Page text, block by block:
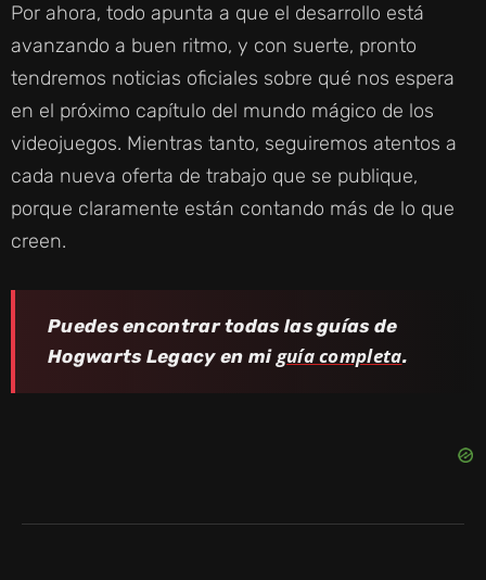
Por ahora, todo apunta a que el desarrollo está
avanzando a buen ritmo, y con suerte, pronto
tendremos noticias oficiales sobre qué nos espera
en el próximo capítulo del mundo mágico de los
videojuegos. Mientras tanto, seguiremos atentos a
cada nueva oferta de trabajo que se publique,
porque claramente están contando más de lo que
creen.
Puedes encontrar todas las guías de
Hogwarts Legacy en mi guía completa.